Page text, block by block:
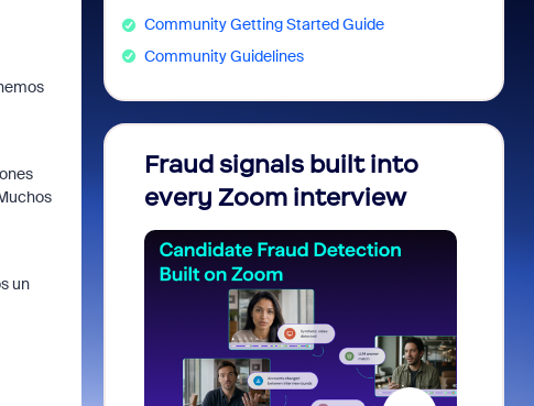
un
Community Getting Started Guide
Community Guidelines
Fraud signals built into
every Zoom interview